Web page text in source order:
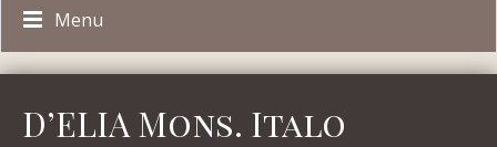
Menu
D’ELIA Mons. Italo